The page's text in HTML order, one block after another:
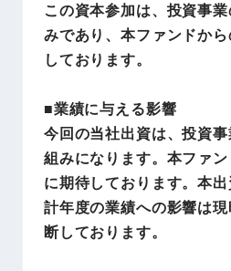
この資本参加は、投資事
みであり、本ファンドか
しております。
■業績に与える影響
今回の当社出資は、投資
組みになります。本ファ
に期待しております。本
計年度の業績への影響は
断しております。